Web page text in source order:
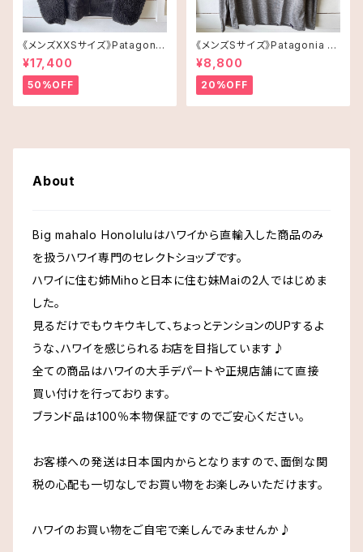
Malie Kai マリエカイ
Ralph Laurenラルフローレン
Starbucks スターバックス
Tory Burch トリーバーチ
T＆C Surfタウンアンドカントリー
Whole Foods Market ホールフーズ
《メンズXXSサイズ》Patagonia
レトロX
¥17,400
50%OFF
《メンズSサイズ》Patagonia ロ
ングスリーブT-shirt
¥8,800
20%OFF
About
Big mahalo Honoluluはハワイから直輸入した商品のみ
を扱うハワイ専門のセレクトショップです。
ハワイに住む姉Mihoと日本に住む妹Maiの2人ではじめま
した。
見るだけでもウキウキして、ちょっとテンションのUPするよ
うな、ハワイを感じられるお店を目指しています♪
全ての商品はハワイの大手デパートや正規店舗にて直接
買い付けを行っております。
ブランド品は100％本物保証ですのでご安心ください。
お客様への発送は日本国内からとなりますので、面倒な関
税の心配も一切なしでお買い物をお楽しみいただけます。
ハワイのお買い物をご自宅で楽しんでみませんか♪